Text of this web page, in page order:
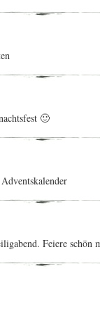
🙂
Feiere